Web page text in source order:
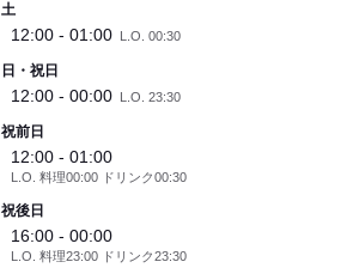
土
12:00 - 01:00 L.O. 00:30
日・祝日
12:00 - 00:00 L.O. 23:30
祝前日
12:00 - 01:00
L.O. 料理00:00 ドリンク00:30
祝後日
16:00 - 00:00
L.O. 料理23:00 ドリンク23:30